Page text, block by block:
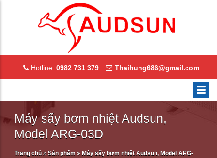
Hotline: 0982 731 379 Thaihung686@gmail.com
Máy sấy bơm nhiệt Audsun,
Model ARG-03D
Trang chủ Sản phẩm
Máy sấy bơm nhiệt Audsun, Model ARG-